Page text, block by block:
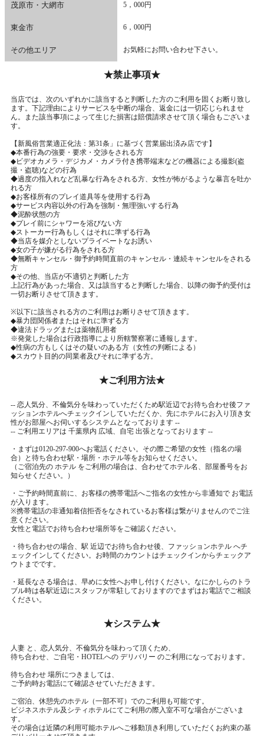
茂原市・大網市 5，000円
東金市 6，000円
その他エリア お気軽にお問い合わせ下さい。
★禁止事項★
当店では、次のいずれかに該当すると判断した方のご利用を固くお断り致し
ます。下記理由によりサービスを中断の場合、返金には一切応じられませ
ん。また該当事項によって生じた損害は賠償請求させて頂く場合もございま
す。
【新風俗営業適正化法：第31条」に基づく営業届出済み店です】
◆本番行為の強要・要求・交渉をされる方
◆ビデオカメラ・デジカメ・カメラ付き携帯端末などの機器による撮影(盗
撮・盗聴)などの行為
◆過度の指入れなど乱暴な行為をされる方、女性が怖がるような暴言を吐か
れる方
◆お客様所有のプレイ道具等を使用する行為
◆サービス内容以外の行為を強制・無理強いする行為
◆泥酔状態の方
◆プレイ前にシャワーを浴びない方
◆ストーカー行為もしくはそれに準ずる行為
◆当店を媒介としないプライベートなお誘い
◆女の子が嫌がる行為をされる方
◆無断キャンセル・御予約時間直前のキャンセル・連続キャンセルをされる
方
◆その他、当店が不適切と判断した方
上記行為があった場合、又は該当すると判断した場合、以降の御予約受付は
一切お断りさせて頂きます。
※以下に該当される方のご利用はお断りさせて頂きます。
◆暴力団関係者またはそれに準ずる方
◆違法ドラッグまたは薬物乱用者
※発覚した場合は行政指導により所轄警察署に通報します。
◆性病の方もしくはその疑いのある方（女性の判断による）
◆スカウト目的の同業者及びそれに準ずる方。
★ご利用方法★
-- 恋人気分、不倫気分を味わっていただくため駅近辺でお待ち合わせ後ファ
ッションホテルへチェックインしていただくか、先にホテルにお入り頂き女
性がお部屋へお伺いするシステムとなっております --
-- ご利用エリアは 千葉県内 広域、自宅 出張となっております --
・まずは0120-297-900へお電話ください。その際ご希望の女性（指名の場
合）と待ち合わせ駅・場所・ホテル等をお知らせください。
（ご宿泊先の ホテル をご利用の場合は、合わせてホテル名、部屋番号をお
知らせください。）
・ご予約時間直前に、お客様の携帯電話へご指名の女性から非通知で お電話
が入ります。
※携帯電話の非通知着信拒否をなされているお客様は繋がりませんのでご注
意ください。
女性と電話でお待ち合わせ場所等をご確認ください。
・待ち合わせの場合、駅 近辺でお待ち合わせ後、ファッションホテル へチ
ェックインしてください。お時間のカウントはチェックインからチェックア
ウトまでです。
・延長なさる場合は、早めに女性へお申し付けください。なにかしらのトラ
ブル時は各駅近辺にスタッフが常駐しておりますのでまずはお電話でご相談
ください。
★システム★
人妻 と、恋人気分、不倫気分を味わって頂くため、
待ち合わせ、ご自宅・HOTELへの デリバリー のご利用になっております。
待ち合わせ 場所につきましては、
ご予約時お電話にて確認させていただきます。
ご宿泊、休憩先のホテル（一部不可）でのご利用も可能です。
ビジネスホテル及シティホテルにてご利用の際入室不可な場合がございま
す。
その場合は近隣の利用可能ホテルへご移動頂き利用していただくお約束の基